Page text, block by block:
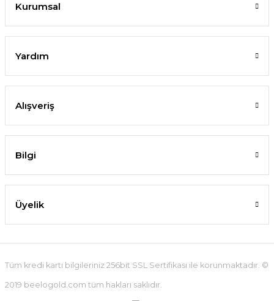
Kurumsal
Yardım
Alışveriş
Bilgi
Üyelik
Tüm kredi kartı bilgileriniz 256bit SSL Sertifikası ile korunmaktadır. ©
2019 beelogold.com tüm hakları saklıdır.